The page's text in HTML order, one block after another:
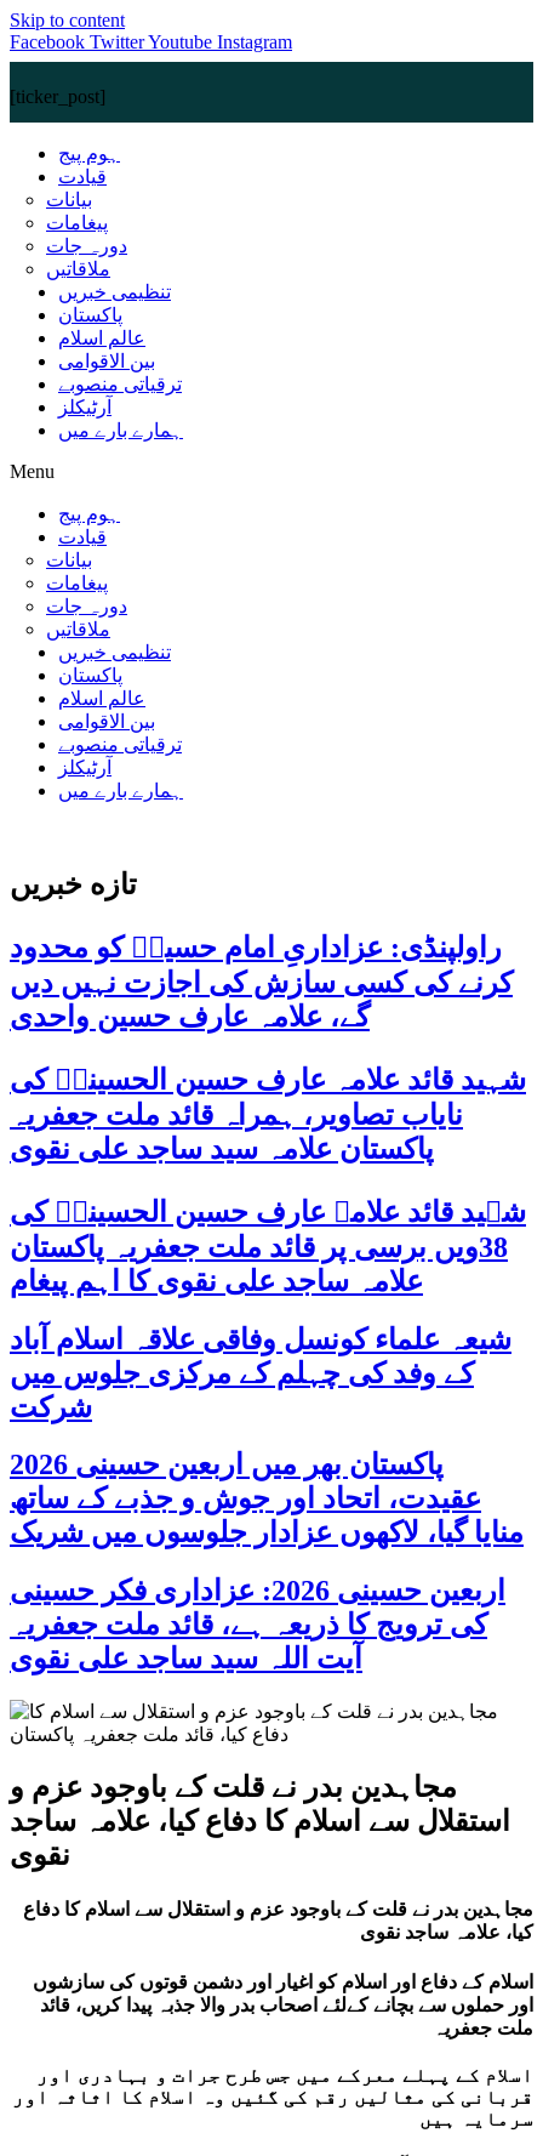
Skip to content
Facebook TwitterYoutube Instagram
[ticker_post]
ہوم پیج
قیادت
بیانات
پیغامات
دورہ جات
ملاقاتیں
تنظیمی خبریں
پاکستان
عالم اسلام
بین الاقوامی
ترقیاتی منصوبے
آرٹیکلز
ہمارے بارے میں
Menu
ہوم پیج
قیادت
بیانات
پیغامات
دورہ جات
ملاقاتیں
تنظیمی خبریں
پاکستان
عالم اسلام
بین الاقوامی
ترقیاتی منصوبے
آرٹیکلز
ہمارے بارے میں
تازه خبریں
راولپنڈی: عزاداریِ امام حسینؑ کو محدود
کرنے کی کسی سازش کی اجازت نہیں دیں
گے، علامہ عارف حسین واحدی
شہید قائد علامہ عارف حسین الحسینیؒ کی
نایاب تصاویر، ہمراہ قائد ملت جعفریہ
پاکستان علامہ سید ساجد علی نقوی
شہید قائد علامہ عارف حسین الحسینیؒ کی
38ویں برسی پر قائد ملت جعفریہ پاکستان
علامہ ساجد علی نقوی کا اہم پیغام
شیعہ علماء کونسل وفاقی علاقہ اسلام آباد
کے وفد کی چہلم کے مرکزی جلوس میں
شرکت
پاکستان بھر میں اربعین حسینی 2026
عقیدت، اتحاد اور جوش و جذبے کے ساتھ
منایا گیا، لاکھوں عزادار جلوسوں میں شریک
اربعین حسینی 2026: عزاداری فکر حسینی
کی ترویج کا ذریعہ ہے، قائد ملت جعفریہ
آیت اللہ سید ساجد علی نقوی
مجاہدین بدر نے قلت کے باوجود عزم و
استقلال سے اسلام کا دفاع کیا، علامہ ساجد
نقوی
مجاہدین بدر نے قلت کے باوجود عزم و استقلال سے اسلام کا دفاع
کیا، علامہ ساجد نقوی
اسلام کے دفاع اور اسلام کو اغیار اور دشمن قوتوں کی سازشوں
اور حملوں سے بچانے کےلئے اصحاب بدر والا جذبہ پیدا کریں، قائد
ملت جعفریہ
اسلام کے پہلے معرکے میں جس طرح جرات و بہادری اور
قربانی کی مثالیں رقم کی گئیں وہ اسلام کا اثاثہ اور
سرمایہ ہیں